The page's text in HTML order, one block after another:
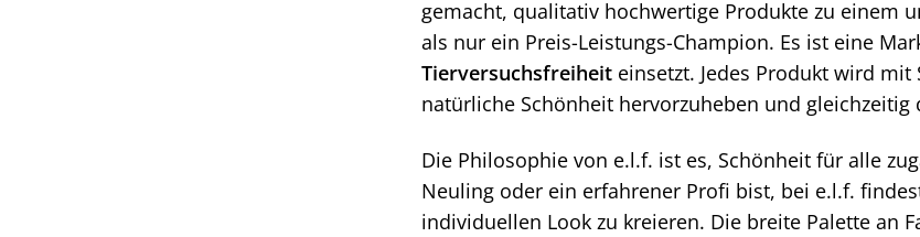
gemacht, qualitativ hochwertige Produkte zu einem
als nur ein Preis-Leistungs-Champion. Es ist eine
Tierversuchsfreiheit einsetzt. Jedes Produkt wird
natürliche Schönheit hervorzuheben und gleichzeitig
Die Philosophie von e.l.f. ist es, Schönheit für alle
Neuling oder ein erfahrener Profi bist, bei e.l.f.
individuellen Look zu kreieren. Die breite Palette an